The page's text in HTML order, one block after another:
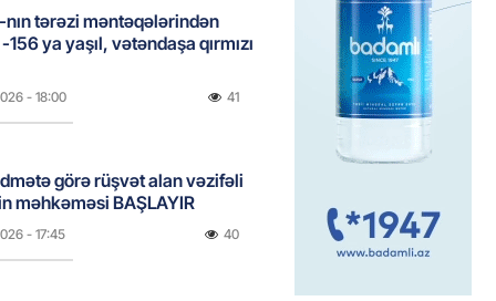
nın tərəzi məntəqələrindən
ya yaşıl, vətəndaşa qırmızı
- 18:00 41
görə rüşvət alan vəzifəli
məhkəməsi BAŞLAYIR
- 17:45 40